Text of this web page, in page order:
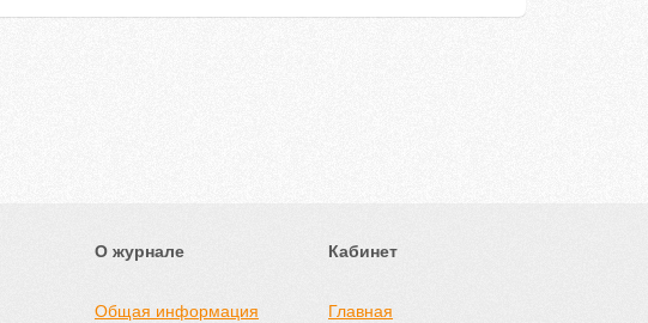
О журнале
Общая информация
Кабинет
Главная